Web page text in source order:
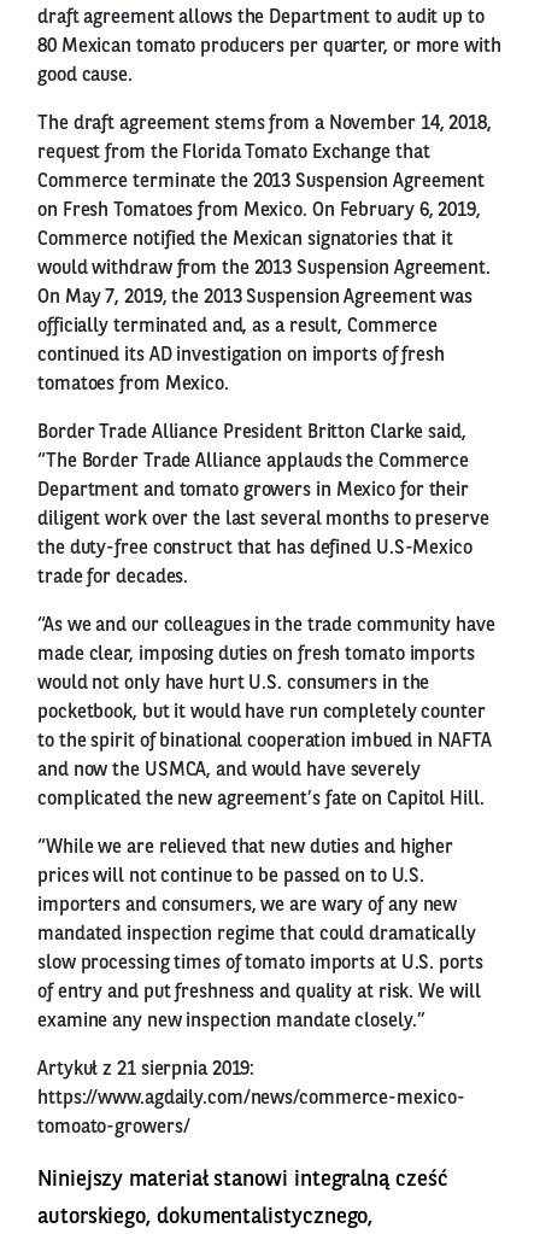
draft agreement allows the Department to audit up to
80 Mexican tomato producers per quarter, or more with
good cause.
The draft agreement stems from a November 14, 2018,
request from the Florida Tomato Exchange that
Commerce terminate the 2013 Suspension Agreement
on Fresh Tomatoes from Mexico. On February 6, 2019,
Commerce notified the Mexican signatories that it
would withdraw from the 2013 Suspension Agreement.
On May 7, 2019, the 2013 Suspension Agreement was
officially terminated and, as a result, Commerce
continued its AD investigation on imports of fresh
tomatoes from Mexico.
Border Trade Alliance President Britton Clarke said,
“The Border Trade Alliance applauds the Commerce
Department and tomato growers in Mexico for their
diligent work over the last several months to preserve
the duty-free construct that has defined U.S-Mexico
trade for decades.
“As we and our colleagues in the trade community have
made clear, imposing duties on fresh tomato imports
would not only have hurt U.S. consumers in the
pocketbook, but it would have run completely counter
to the spirit of binational cooperation imbued in NAFTA
and now the USMCA, and would have severely
complicated the new agreement’s fate on Capitol Hill.
“While we are relieved that new duties and higher
prices will not continue to be passed on to U.S.
importers and consumers, we are wary of any new
mandated inspection regime that could dramatically
slow processing times of tomato imports at U.S. ports
of entry and put freshness and quality at risk. We will
examine any new inspection mandate closely.”
Artykuł z 21 sierpnia 2019:
https://www.agdaily.com/news/commerce-mexico-
tomoato-growers/
Niniejszy materiał stanowi integralną cześć
autorskiego, dokumentalistycznego,